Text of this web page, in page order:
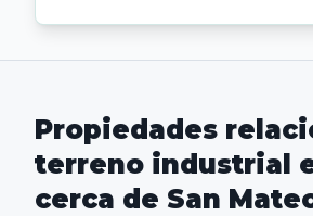
Propiedades
terreno industrial
cerca de San